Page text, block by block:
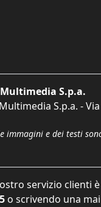
S.p.a.
S.p.a. - Via
immagini e dei testi
servizio clienti
o scrivendo una